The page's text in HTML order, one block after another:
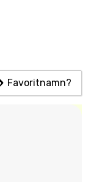
Favoritnamn?